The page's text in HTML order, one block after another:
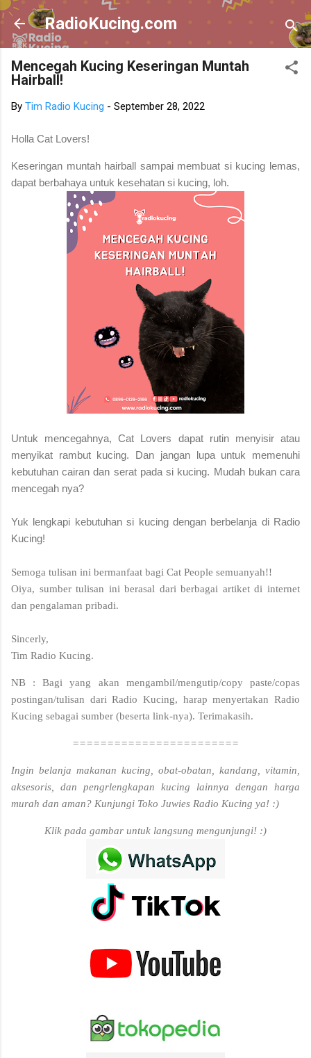
Skip to main content
RadioKucing.com
Mencegah Kucing Keseringan Muntah
Hairball!
By Tim Radio Kucing - September 28, 2022
Holla Cat Lovers!
Keseringan muntah hairball sampai membuat si kucing lemas,
dapat berbahaya untuk kesehatan si kucing, loh.
Untuk mencegahnya, Cat Lovers dapat rutin menyisir atau
menyikat rambut kucing. Dan jangan lupa untuk memenuhi
kebutuhan cairan dan serat pada si kucing. Mudah bukan cara
mencegah nya?
Yuk lengkapi kebutuhan si kucing dengan berbelanja di Radio
Kucing!
Semoga tulisan ini bermanfaat bagi Cat People semuanyah!!
Oiya, sumber tulisan ini berasal dari berbagai artiket di internet
dan pengalaman pribadi.
Sincerly,
Tim Radio Kucing.
NB : Bagi yang akan mengambil/mengutip/copy paste/copas
postingan/tulisan dari Radio Kucing, harap menyertakan Radio
Kucing sebagai sumber (beserta link-nya). Terimakasih.
========================
Ingin belanja makanan kucing, obat-obatan, kandang, vitamin,
aksesoris, dan pengrlengkapan kucing lainnya dengan harga
murah dan aman? Kunjungi Toko Juwies Radio Kucing ya! :)
Klik pada gambar untuk langsung mengunjungi! :)